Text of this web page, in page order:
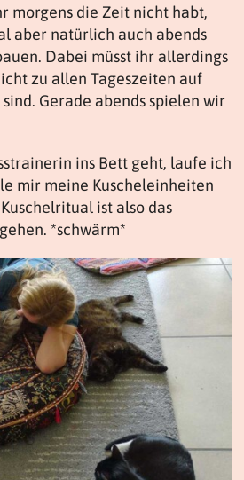
morgens die Zeit nicht habt,
aber natürlich auch abends
Dabei müsst ihr allerdings
zu allen Tageszeiten auf
Gerade abends spielen wir
ins Bett geht, laufe ich
mir meine Kuscheleinheiten
ist also das
*schwärm*